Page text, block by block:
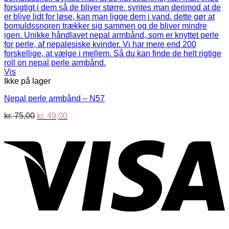
Vis
Ikke på lager
Nepal perle armbånd – N57
kr.75,00 Den
var:
kr. 75,00.
kr. 49,00Den
er:
kr. 49,00.